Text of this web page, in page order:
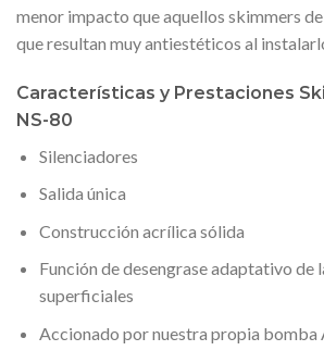
menor impacto que aquellos skimmers
que resultan muy antiestéticos al
Características y Prestaciones
NS-80
Silenciadores
Salida única
Construcción acrílica sólida
Función de desengrase adaptativo de
superficiales
Accionado por nuestra propia bomba